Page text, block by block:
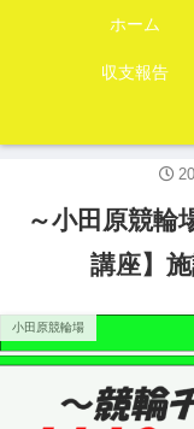
ホーム
収支報告
～小田原競輪
講座】
小田原競輪場